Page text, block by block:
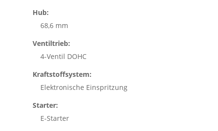
Hub:
68,6 mm
Ventiltrieb:
4-Ventil DOHC
Kraftstoffsystem:
Elektronische Einspritzung
Starter:
E-Starter